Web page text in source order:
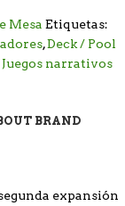
Mesa Etiquetas:
,Deck / Pool
Juegos narrativos
BRAND
expansión